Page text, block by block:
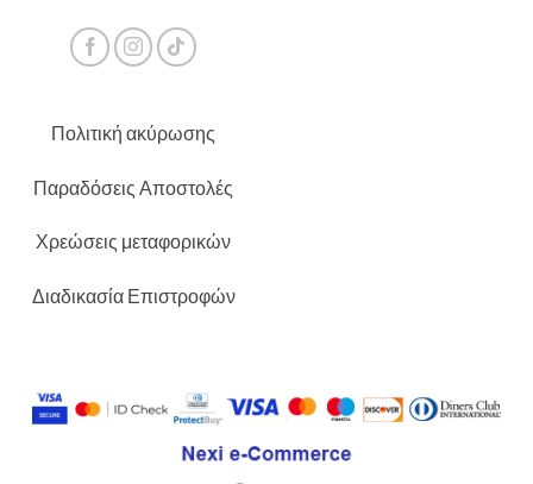
Πολιτική ακύρωσης
Παραδόσεις Αποστολές
Χρεώσεις μεταφορικών
Διαδικασία Επιστροφών